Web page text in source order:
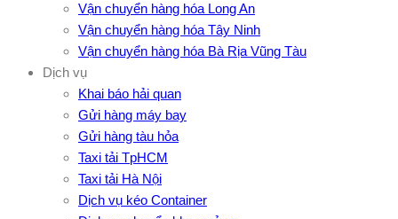
Vận chuyển hàng hóa Long An
Vận chuyển hàng hóa Tây Ninh
Vận chuyển hàng hóa Bà Rịa Vũng Tàu
Dịch vụ
Khai báo hải quan
Gửi hàng máy bay
Gửi hàng tàu hỏa
Taxi tải TpHCM
Taxi tải Hà Nội
Dịch vụ kéo Container